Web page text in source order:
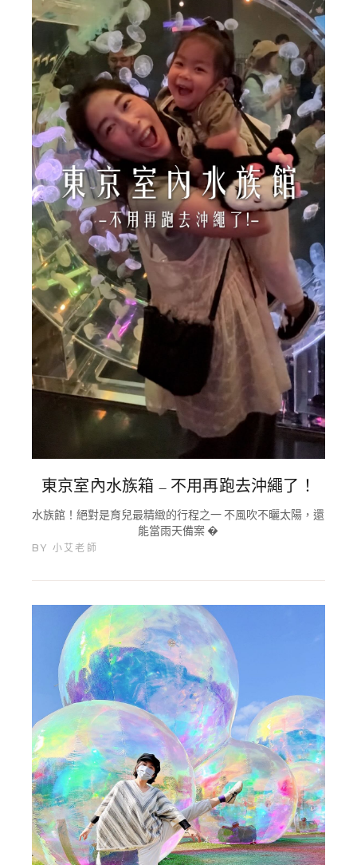
東京室內水族箱 – 不用再跑去沖繩了！
水族館！絕對是育兒最精緻的行程之一 不風吹不曬太陽，還
能當雨天備案 �
BY 小艾老師